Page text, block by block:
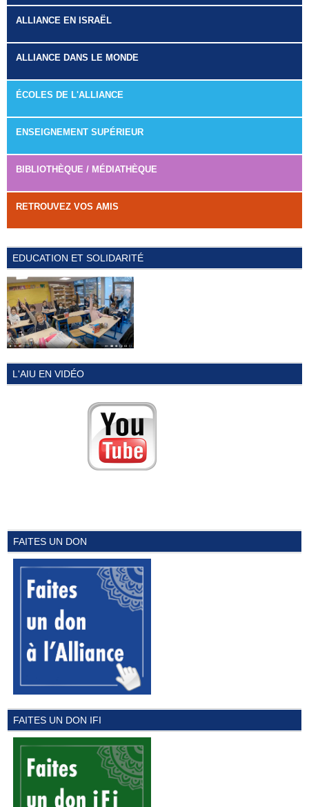
ALLIANCE EN ISRAËL
ALLIANCE DANS LE MONDE
ÉCOLES DE L'ALLIANCE
ENSEIGNEMENT SUPÉRIEUR
BIBLIOTHÈQUE / MÉDIATHÈQUE
RETROUVEZ VOS AMIS
EDUCATION ET SOLIDARITÉ
L'AIU EN VIDÉO
FAITES UN DON
FAITES UN DON IFI